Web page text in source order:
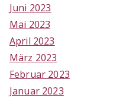
Juni 2023
Mai 2023
April 2023
März 2023
Februar 2023
Januar 2023